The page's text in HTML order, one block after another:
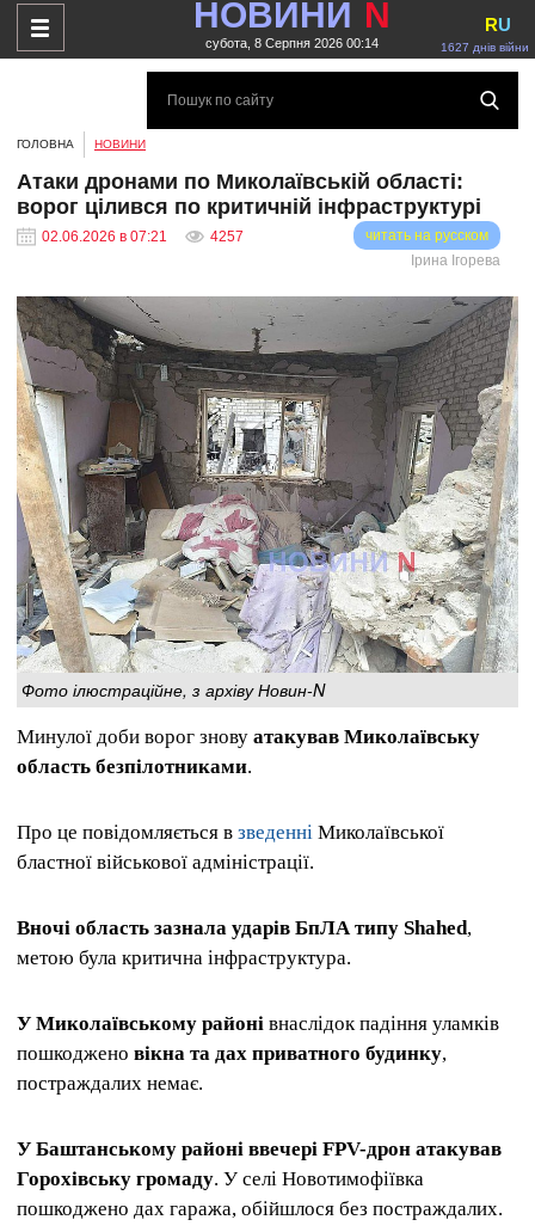
НОВИНИ N
субота, 8 Серпня 2026 00:14 1627 днів війни
RU
ГОЛОВНА НОВИНИ
Атаки дронами по Миколаївській області:
ворог цілився по критичній інфраструктурі
02.06.2026 в 07:21 4257
читать на русском
Ірина Ігорева
Фото ілюстраційне, з архіву Новин-N
Минулої доби ворог знову атакував Миколаївську
область безпілотниками.
Про це повідомляється в зведенні Миколаївської
бластної військової адміністрації.
Вночі область зазнала ударів БпЛА типу Shahed,
метою була критична інфраструктура.
У Миколаївському районі внаслідок падіння уламків
пошкоджено вікна та дах приватного будинку,
постраждалих немає.
У Баштанському районі ввечері FPV-дрон атакував
Горохівську громаду. У селі Новотимофіївка
пошкоджено дах гаража, обійшлося без постраждалих.